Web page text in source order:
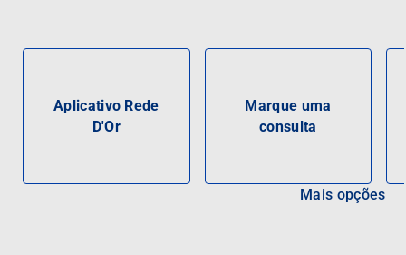
Aplicativo Rede
D'Or
Marque uma
consulta
Mais opções